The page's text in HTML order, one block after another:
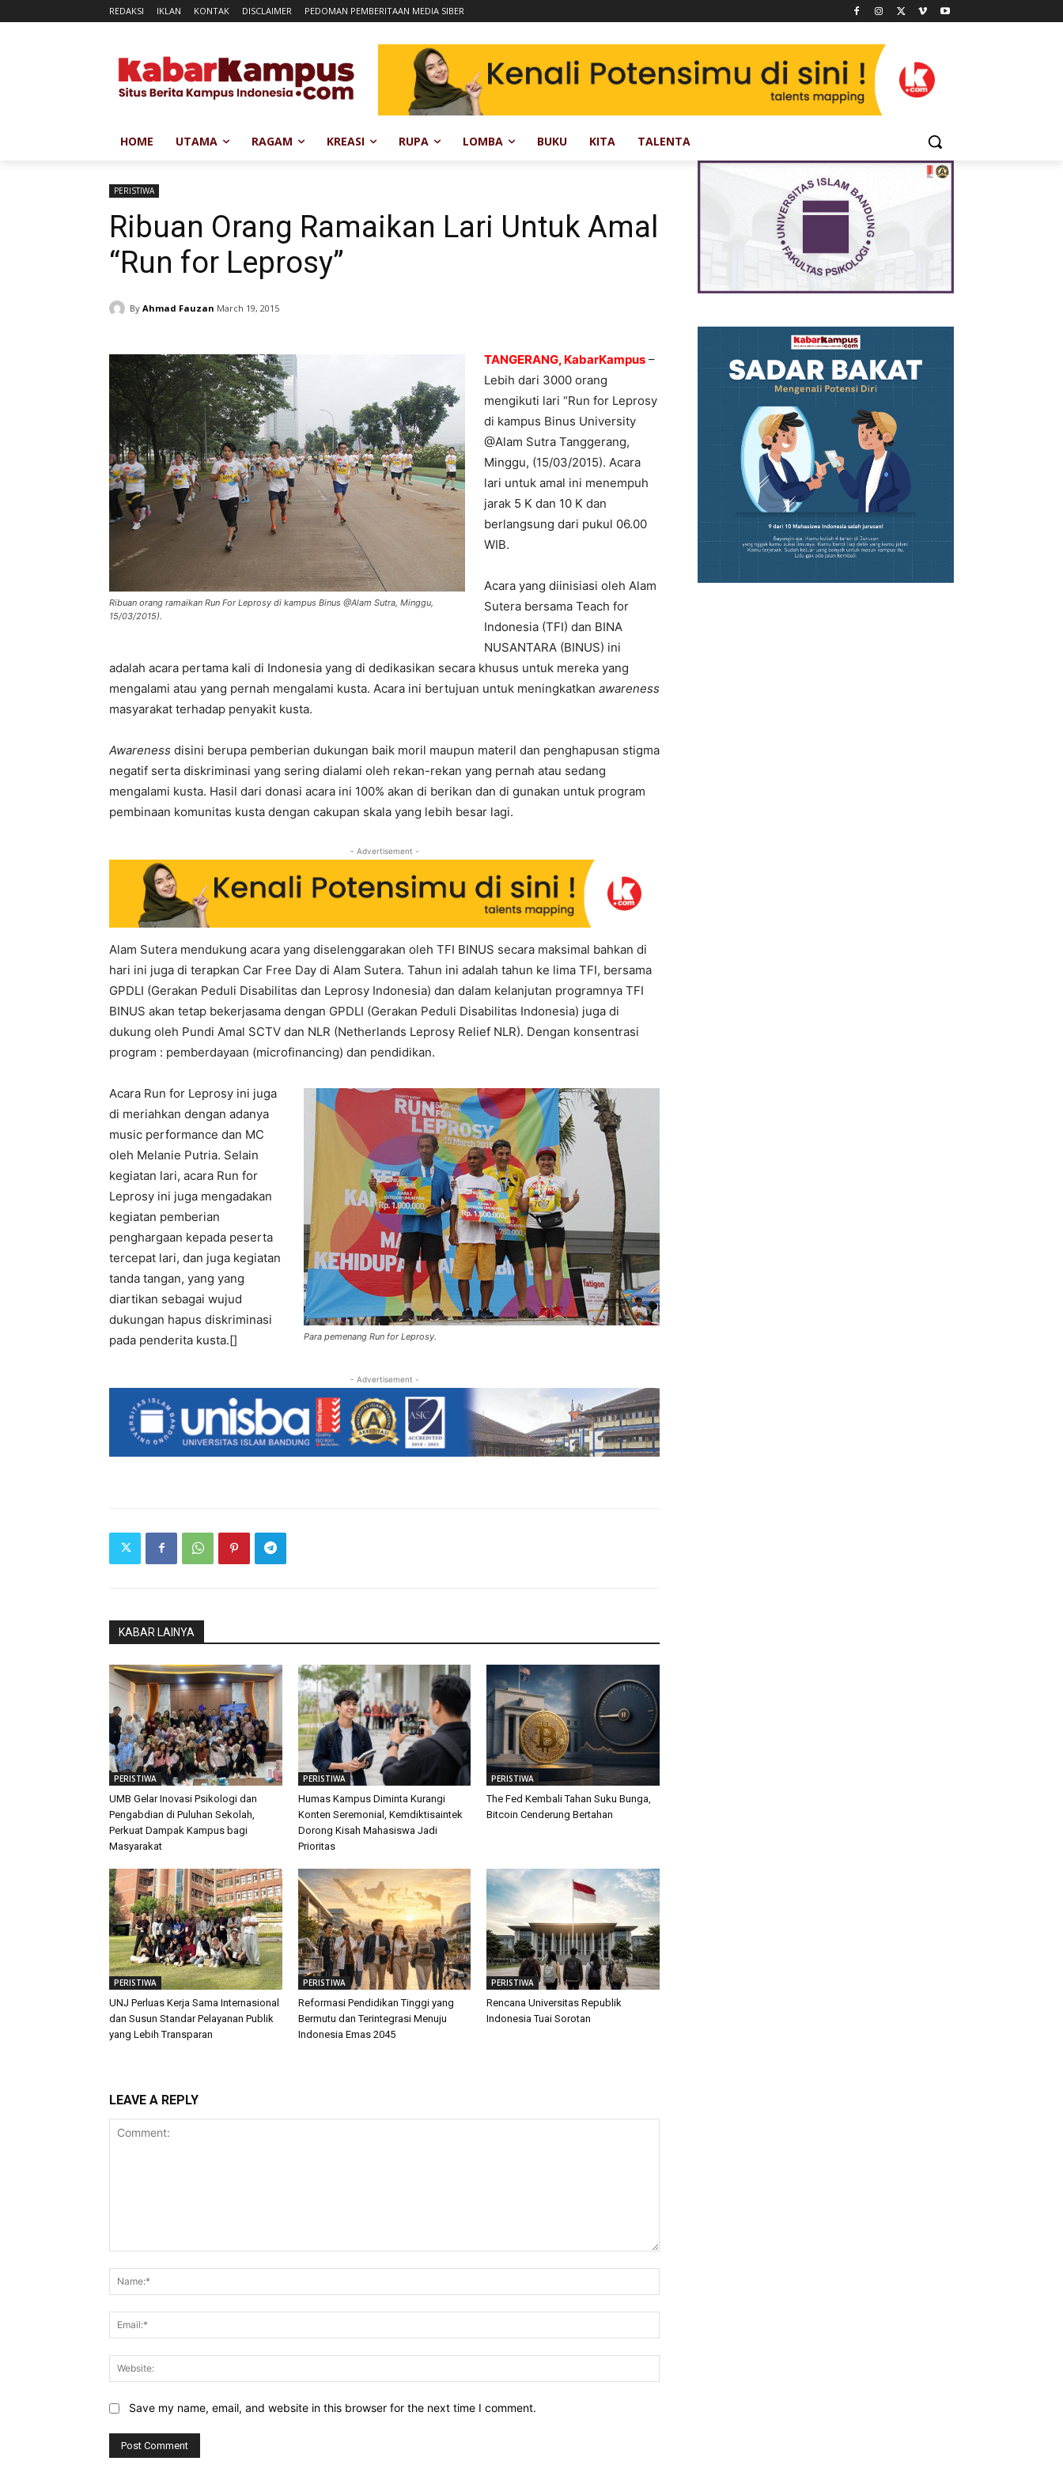
REDAKSI IKLAN KONTAK DISCLAIMER PEDOMAN PEMBERITAAN MEDIA SIBER
HOME UTAMA RAGAM KREASI RUPA LOMBA BUKU KITA TALENTA
PERISTIWA
Ribuan Orang Ramaikan Lari Untuk Amal
“Run for Leprosy”
By Ahmad Fauzan March 19, 2015
Ribuan orang ramaikan Run For Leprosy di kampus Binus @Alam Sutra, Minggu,
15/03/2015).
TANGERANG, KabarKampus –
Lebih dari 3000 orang
mengikuti lari “Run for Leprosy
di kampus Binus University
@Alam Sutra Tanggerang,
Minggu, (15/03/2015). Acara
lari untuk amal ini menempuh
jarak 5 K dan 10 K dan
berlangsung dari pukul 06.00
WIB.
Acara yang diinisiasi oleh Alam
Sutera bersama Teach for
Indonesia (TFI) dan BINA
NUSANTARA (BINUS) ini
adalah acara pertama kali di Indonesia yang di dedikasikan secara khusus untuk mereka yang
mengalami atau yang pernah mengalami kusta. Acara ini bertujuan untuk meningkatkan awareness
masyarakat terhadap penyakit kusta.
Awareness disini berupa pemberian dukungan baik moril maupun materil dan penghapusan stigma
negatif serta diskriminasi yang sering dialami oleh rekan-rekan yang pernah atau sedang
mengalami kusta. Hasil dari donasi acara ini 100% akan di berikan dan di gunakan untuk program
pembinaan komunitas kusta dengan cakupan skala yang lebih besar lagi.
- Advertisement -
Alam Sutera mendukung acara yang diselenggarakan oleh TFI BINUS secara maksimal bahkan di
hari ini juga di terapkan Car Free Day di Alam Sutera. Tahun ini adalah tahun ke lima TFI, bersama
GPDLI (Gerakan Peduli Disabilitas dan Leprosy Indonesia) dan dalam kelanjutan programnya TFI
BINUS akan tetap bekerjasama dengan GPDLI (Gerakan Peduli Disabilitas Indonesia) juga di
dukung oleh Pundi Amal SCTV dan NLR (Netherlands Leprosy Relief NLR). Dengan konsentrasi
program : pemberdayaan (microfinancing) dan pendidikan.
Para pemenang Run for Leprosy.
Acara Run for Leprosy ini juga
di meriahkan dengan adanya
music performance dan MC
oleh Melanie Putria. Selain
kegiatan lari, acara Run for
Leprosy ini juga mengadakan
kegiatan pemberian
penghargaan kepada peserta
tercepat lari, dan juga kegiatan
tanda tangan, yang yang
diartikan sebagai wujud
dukungan hapus diskriminasi
pada penderita kusta.[]
- Advertisement -
KABAR LAINYA
PERISTIWA
UMB Gelar Inovasi Psikologi dan
Pengabdian di Puluhan Sekolah,
Perkuat Dampak Kampus bagi
Masyarakat
PERISTIWA
Humas Kampus Diminta Kurangi
Konten Seremonial, Kemdiktisaintek
Dorong Kisah Mahasiswa Jadi
Prioritas
PERISTIWA
The Fed Kembali Tahan Suku Bunga,
Bitcoin Cenderung Bertahan
PERISTIWA
UNJ Perluas Kerja Sama Internasional
dan Susun Standar Pelayanan Publik
yang Lebih Transparan
PERISTIWA
Reformasi Pendidikan Tinggi yang
Bermutu dan Terintegrasi Menuju
Indonesia Emas 2045
PERISTIWA
Rencana Universitas Republik
Indonesia Tuai Sorotan
LEAVE A REPLY
Save my name, email, and website in this browser for the next time I comment.